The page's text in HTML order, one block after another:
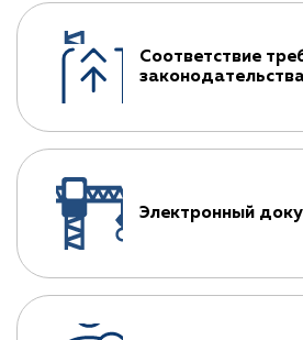
Соответствие
Электронный